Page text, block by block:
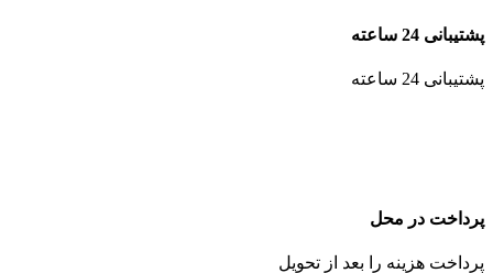
پشتیبانی 24 ساعته
پشتیبانی 24 ساعته
پرداخت در محل
پرداخت هزینه را بعد از تحویل